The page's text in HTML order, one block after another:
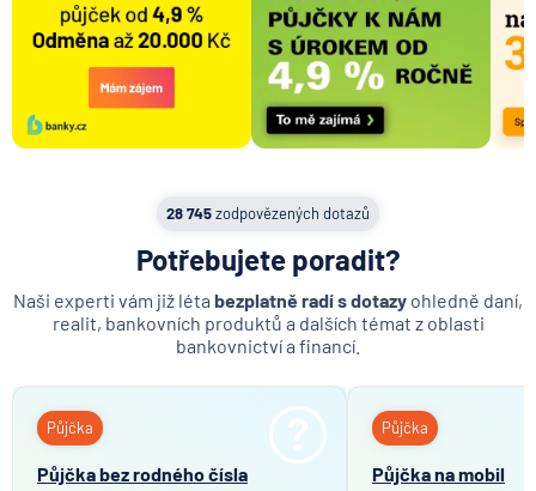
28 745zodpovězených dotazů
Potřebujete poradit?
Naši experti vám již léta bezplatně radí s dotazy ohledně daní,
realit, bankovních produktů a dalších témat z oblasti
bankovnictví a financí.
Půjčka
Půjčka bez rodného čísla
Půjčka
Půjčka na mobil